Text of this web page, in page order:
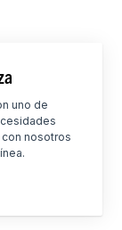
uno de
nosotros